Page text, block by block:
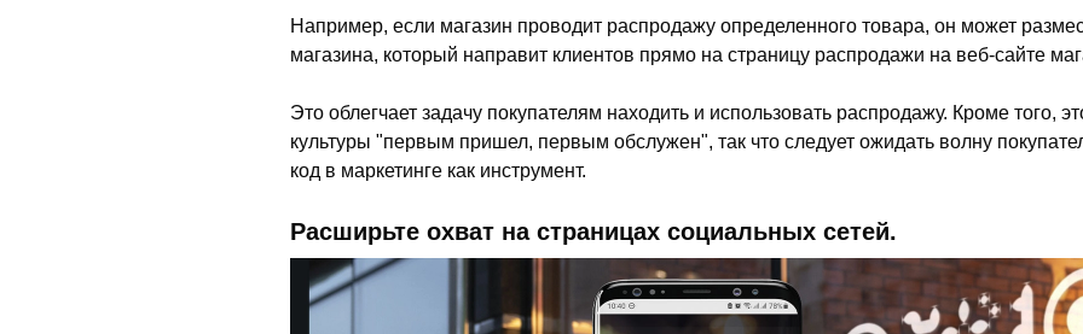
Например, если магазин проводит распродажу определенного товара, он может
магазина, который направит клиентов прямо на страницу распродажи на веб-сайте
Это облегчает задачу покупателям находить и использовать распродажу. Кроме того,
культуры "первым пришел, первым обслужен", так что следует ожидать волну
код в маркетинге как инструмент.
Расширьте охват на страницах социальных сетей.